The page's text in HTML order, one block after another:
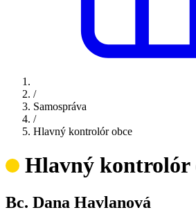
/
Samospráva
/
Hlavný kontrolór obce
Hlavný kontrolór
Bc. Dana Havlanová